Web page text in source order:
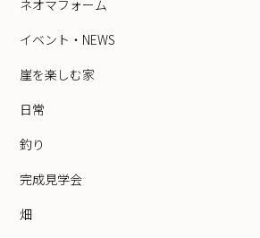
ネオマフォーム
イベント・NEWS
崖を楽しむ家
日常
釣り
完成見学会
畑